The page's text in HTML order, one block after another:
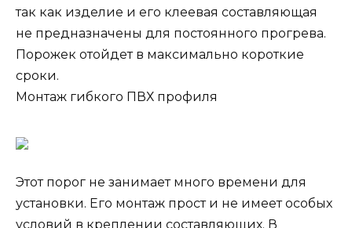
так как изделие и его клеевая составляющая
не предназначены для постоянного прогрева.
Порожек отойдет в максимально короткие
сроки.
Монтаж гибкого ПВХ профиля
Этот порог не занимает много времени для
установки. Его монтаж прост и не имеет особых
условий в креплении составляющих. В